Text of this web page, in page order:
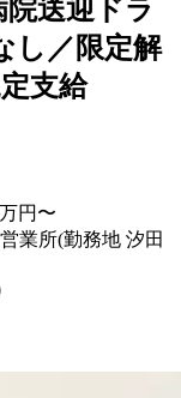
院送迎ドラ
し／限定解
支給
円〜
業所(勤務地 汐田